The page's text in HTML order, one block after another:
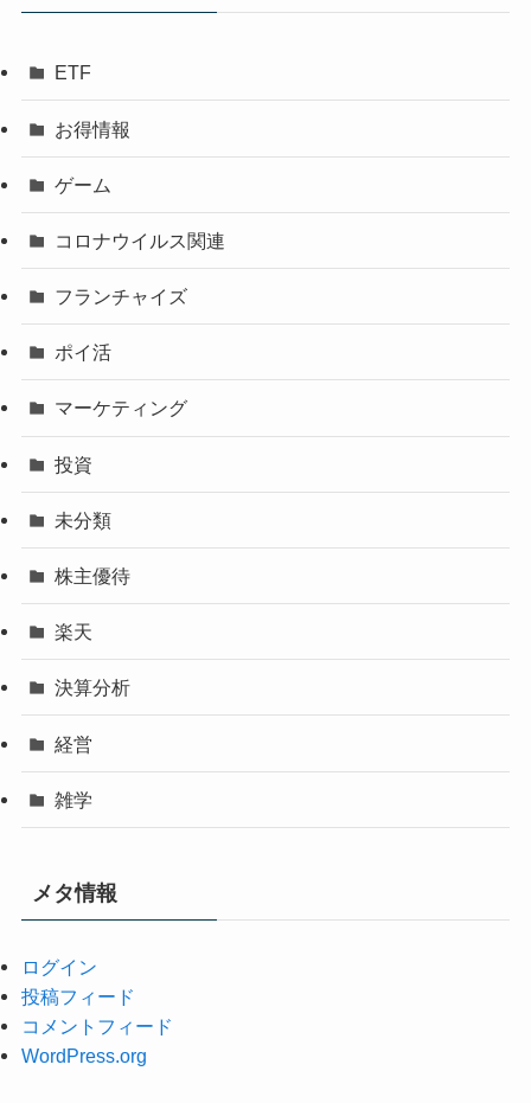
ETF
お得情報
ゲーム
コロナウイルス関連
フランチャイズ
ポイ活
マーケティング
投資
未分類
株主優待
楽天
決算分析
経営
雑学
メタ情報
ログイン
投稿フィード
コメントフィード
WordPress.org